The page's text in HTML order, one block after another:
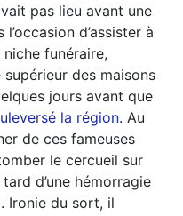
pas lieu avant une
d’assister à
funéraire,
supérieur des maisons
jours avant que
la région. Au
de ces fameuses
le cercueil sur
d’une hémorragie
Ironie du sort, il